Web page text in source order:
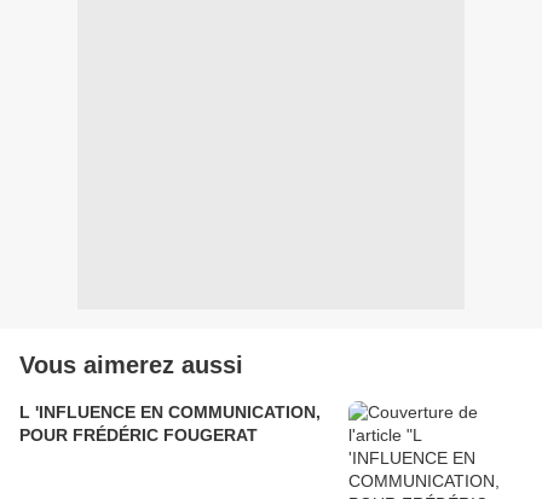
Vous aimerez aussi
L 'INFLUENCE EN COMMUNICATION,
POUR FRÉDÉRIC FOUGERAT